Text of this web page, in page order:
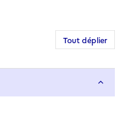
Tout déplier